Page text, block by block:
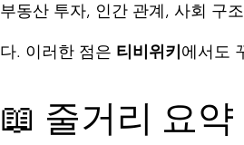
부동산 투자, 인간 관계, 사회 구
다. 이러한 점은 티비위키 에서도
📖 줄거리 요약